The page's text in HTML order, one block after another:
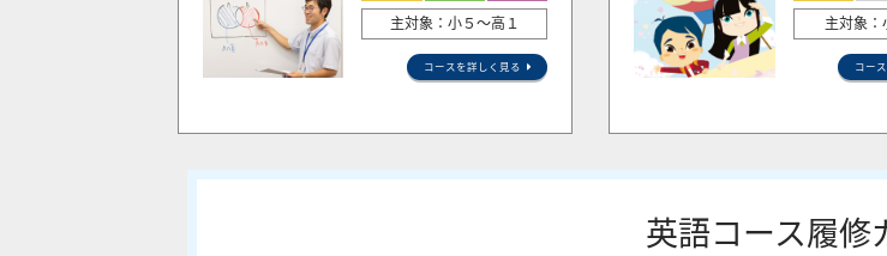
主対象：小５〜高１
コースを詳しく見る
主対象：
コー
英語コース履修